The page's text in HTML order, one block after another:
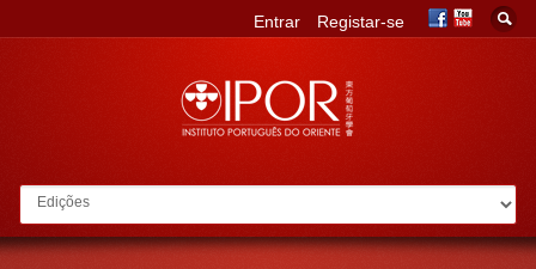
Go to:
Entrar Registar-se